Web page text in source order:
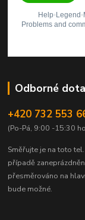
Odborné
+420 732 553
(Po-Pá, 9:00 -15:30
Směřujte je na toto
případě
přesměrováno na
bude možné.